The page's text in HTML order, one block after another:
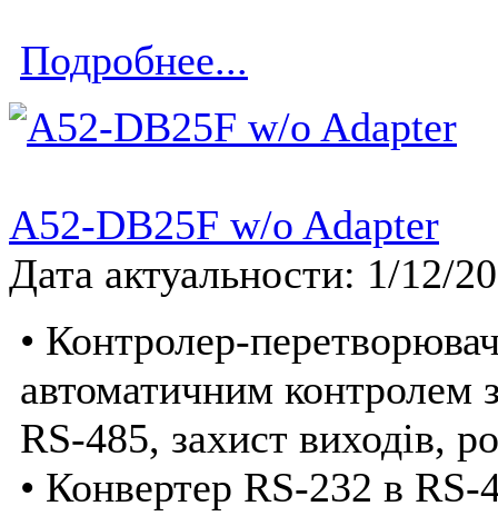
Подробнее...
A52-DB25F w/o Adapter
Дата актуальности: 1/12/
• Контролер-
автоматичним контролем
RS-485, захист виходів,
• Конвертер RS-232 в